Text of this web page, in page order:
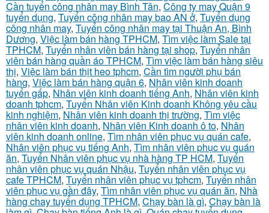
Cần tuyển công nhân may Bình Tân, Công ty may Quận 9
tuyển dụng, Tuyển công nhân may bao AN ở, Tuyển dụng
công nhân may, Tuyển công nhân may tại Thuận An, Bình
Dương, Việc làm bán hàng TPHCM, Tìm việc làm Sale tại
TPHCM, Tuyển nhân viên bán hàng tại shop, Tuyển nhân
viên bán hàng quần áo TPHCM, Tìm việc làm bán hàng siêu
thị, Việc làm bán thịt heo tphcm, Cần tìm người phụ bán
hàng, Việc làm bán hàng quận 6, Nhân viên kinh doanh
tuyển gấp, Nhân viên kinh doanh tiếng Anh, Nhân viên kinh
doanh tphcm, Tuyển Nhân viên Kinh doanh Không yêu cầu
kinh nghiệm, Nhân viên kinh doanh thị trường, Tìm việc
nhân viên kinh doanh, Nhân viên Kinh doanh ô to, Nhân
viên kinh doanh online, Tìm nhân viên phục vụ quán cafe,
Nhân viên phục vụ tiếng Anh, Tìm nhân viên phục vụ quán
ăn, Tuyển Nhân viên phục vụ nhà hàng TP HCM, Tuyển
nhân viên phục vụ quán Nhậu, Tuyển nhân viên phục vụ
cafe TPHCM, Tuyển nhân viên phục vụ tphcm, Tuyển nhân
viên phục vụ gần đây, Tìm nhân viên phục vụ quán ăn, Nhà
hàng chay tuyển dụng TPHCM, Chạy bàn là gì, Chạy bàn là